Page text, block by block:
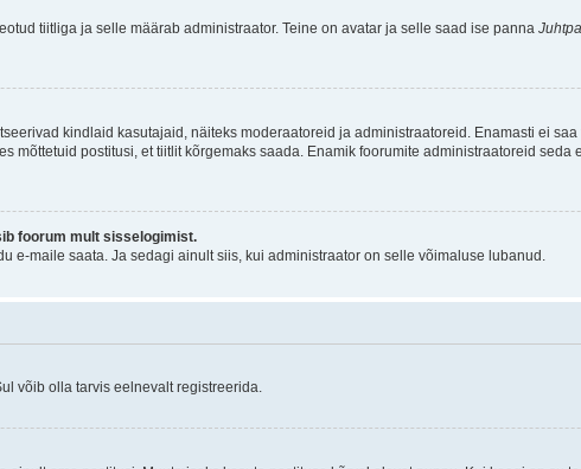
tiitliga ja selle määrab administraator. Teine on avatar ja selle saad ise panna
kindlaid kasutajaid, näiteks moderaatoreid ja administraatoreid. Enamasti ei
mõttetuid postitusi, et tiitlit kõrgemaks saada. Enamik foorumite administraatoreid seda
foorum mult sisselogimist.
e-maile saata. Ja sedagi ainult siis, kui administraator on selle võimaluse lubanud.
võib olla tarvis eelnevalt registreerida.